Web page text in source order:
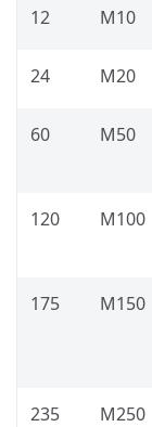
12 M10
24 M20
60 M50
120 M100
175 M150
235 M250